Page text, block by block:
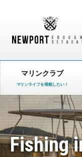
マリンクラブ
マリンライフを堪能したい！
Fishing